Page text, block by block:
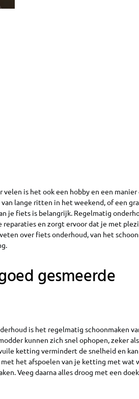
is het ook een hobby en een manier
lange ritten in het weekend, of een
je fiets is belangrijk. Regelmatig
en zorgt ervoor dat je met
over fiets onderhoud, van het
gesmeerde
is het regelmatig schoonmaken
kunnen zich snel ophopen, zeker
ketting vermindert de snelheid en
het afspoelen van je ketting met wat
Veeg daarna alles droog met een